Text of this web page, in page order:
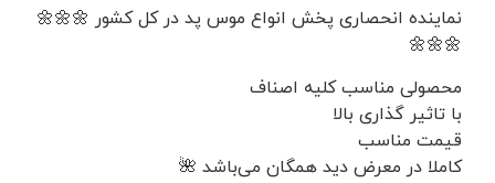
نماینده انحصاری پخش انواع موس پد در کل کشور 🌼🌼🌼
🌼🌼🌼
محصولی مناسب کلیه اصناف
با تاثیر گذاری بالا
قیمت مناسب
کاملا در معرض دید همگان می‌باشد 🌺